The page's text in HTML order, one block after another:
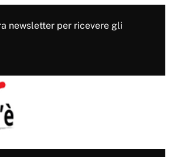
newsletter per ricevere gli